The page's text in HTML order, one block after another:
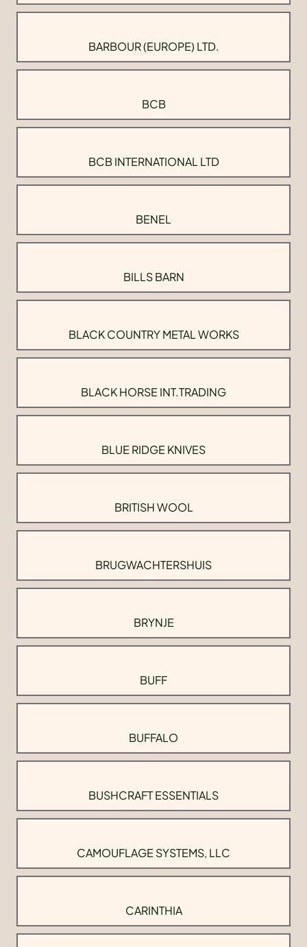
BARBOUR (EUROPE) LTD.
BCB
BCB INTERNATIONAL LTD
BENEL
BILLS BARN
BLACK COUNTRY METAL WORKS
BLACK HORSE INT.TRADING
BLUE RIDGE KNIVES
BRITISH WOOL
BRUGWACHTERSHUIS
BRYNJE
BUFF
BUFFALO
BUSHCRAFT ESSENTIALS
CAMOUFLAGE SYSTEMS, LLC
CARINTHIA